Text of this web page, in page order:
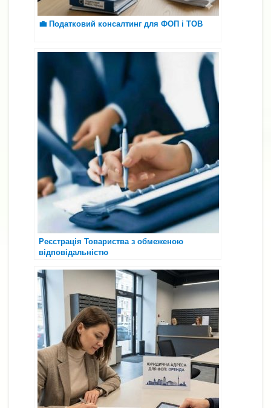
💼 Податковий консалтинг для ФОП і ТОВ
Реєстрація Товариства з обмеженою
відповідальністю